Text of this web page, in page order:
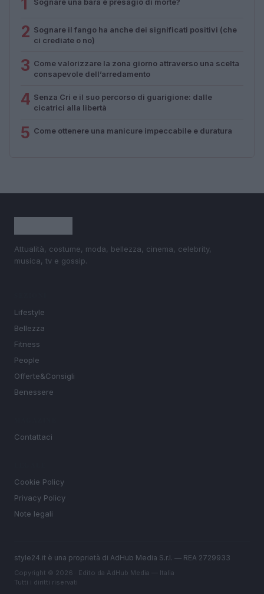
2 Sognare il fango ha anche dei significati positivi (che
ci crediate o no)
3 Come valorizzare la zona giorno attraverso una scelta
consapevole dell’arredamento
4 Senza Cri e il suo percorso di guarigione: dalle
cicatrici alla libertà
5 Come ottenere una manicure impeccabile e duratura
Attualità, costume, moda, bellezza, cinema, celebrity,
musica, tv e gossip.
Lifestyle
Bellezza
Fitness
People
Offerte&Consigli
Benessere
Contattaci
Cookie Policy
Privacy Policy
Note legali
style24.it è una proprietà di AdHub Media S.r.l. — REA 2729933
Copyright © 2026 · Edito da AdHub Media — Italia
Tutti i diritti riservati